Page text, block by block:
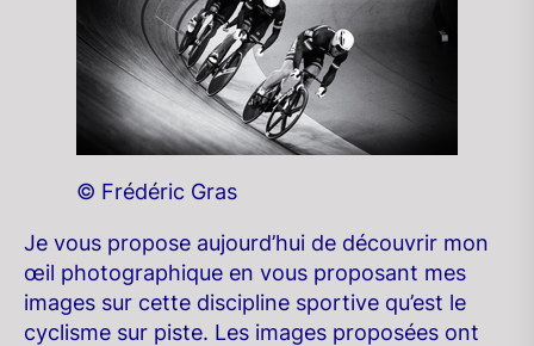
© Frédéric Gras
Je vous propose aujourd’hui de découvrir mon
œil photographique en vous proposant mes
images sur cette discipline sportive qu’est le
cyclisme sur piste. Les images proposées ont